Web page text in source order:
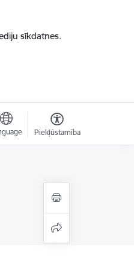
sīkdatnes.
Piekļūstamība